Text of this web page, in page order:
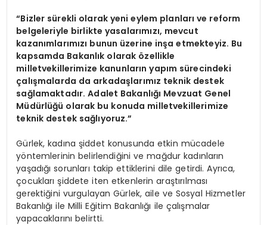
“Bizler sürekli olarak yeni eylem planları ve reform
belgeleriyle birlikte yasalarımızı, mevcut
kazanımlarımızı bunun üzerine inşa etmekteyiz. Bu
kapsamda Bakanlık olarak özellikle
milletvekillerimize kanunların yapım sürecindeki
çalışmalarda da arkadaşlarımız teknik destek
sağlamaktadır. Adalet Bakanlığı Mevzuat Genel
Müdürlüğü olarak bu konuda milletvekillerimize
teknik destek sağlıyoruz.”
Gürlek, kadına şiddet konusunda etkin mücadele
yöntemlerinin belirlendiğini ve mağdur kadınların
yaşadığı sorunları takip ettiklerini dile getirdi. Ayrıca,
çocukları şiddete iten etkenlerin araştırılması
gerektiğini vurgulayan Gürlek, aile ve Sosyal Hizmetler
Bakanlığı ile Milli Eğitim Bakanlığı ile çalışmalar
yapacaklarını belirtti.